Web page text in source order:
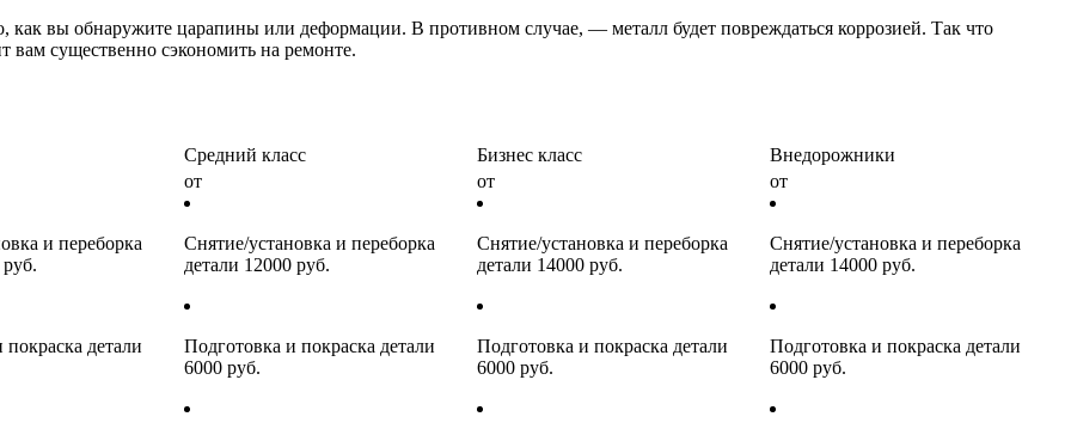
как вы обнаружите царапины или деформации. В противном случае, — металл будет повреждаться коррозией. Так что
вам существенно сэкономить на ремонте.
Средний класс Бизнес класс Внедорожники
и переборка
детали
от
Снятие/установка и переборка
детали 12000 руб.
Подготовка и покраска детали
6000 руб.
от
Снятие/установка и переборка
детали 14000 руб.
Подготовка и покраска детали
6000 руб.
от
Снятие/установка и переборка
детали 14000 руб.
Подготовка и покраска детали
6000 руб.